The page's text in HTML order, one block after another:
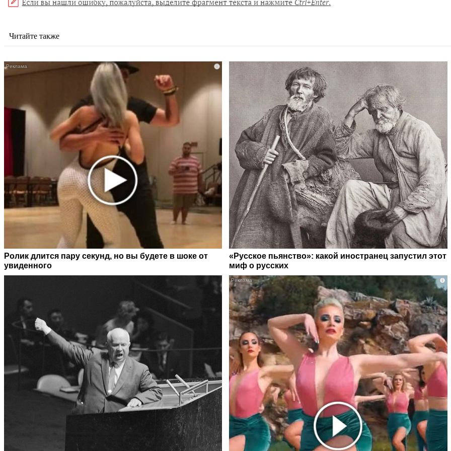
Читайте также
i
Ролик длится пару секунд, но вы будете в шоке от
увиденного
«Русское пьянство»: какой иностранец запустил этот
миф о русских
i